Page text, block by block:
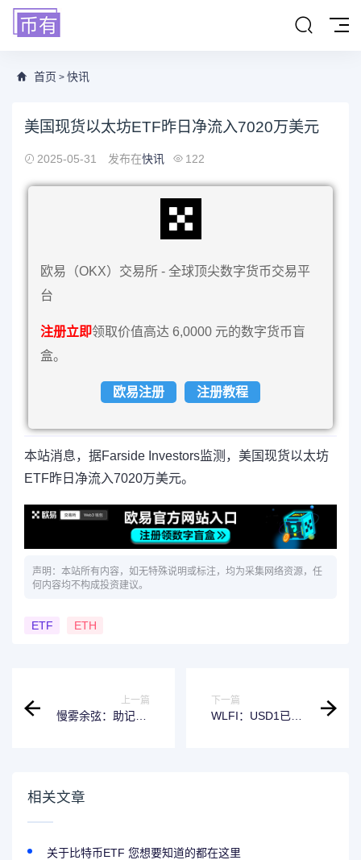
首页 > 快讯
美国现货以太坊ETF昨日净流入7020万美元
2025-05-31 发布在快讯 122
欧易（OKX）交易所 - 全球顶尖数字货币交易平
台
注册立即领取价值高达 6,0000 元的数字货币盲
盒。
欧易注册 注册教程
本站消息，据Farside Investors监测，美国现货以太坊
ETF昨日净流入7020万美元。
声明：本站所有内容，如无特殊说明或标注，均为采集网络资源，任
何内容均不构成投资建议。
ETF ETH
上一篇
慢雾余弦：助记词/
下一篇
WLFI：USD1已成
相关文章
关于比特币ETF 您想要知道的都在这里